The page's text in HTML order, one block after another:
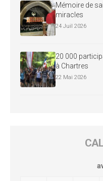
Mémoire de
miracles
24 Juil 2026
20 000
à Chartres
22 Mai 2026